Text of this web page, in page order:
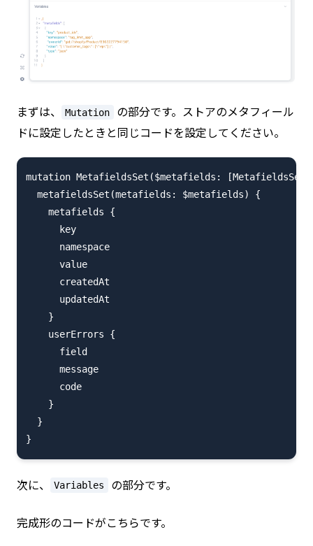
まずは、 Mutation
の部分です。ストアのメタフィール
ドに設定したときと同じコードを設定してください。
mutation MetafieldsSet($metafields:
  metafieldsSet(metafields: $metafields) {
    metafields {
      key
      namespace
      value
      createdAt
      updatedAt
    }
    userErrors {
      field
      message
      code
    }
  }
次に、 Variables の部分です。
完成形のコードがこちらです。